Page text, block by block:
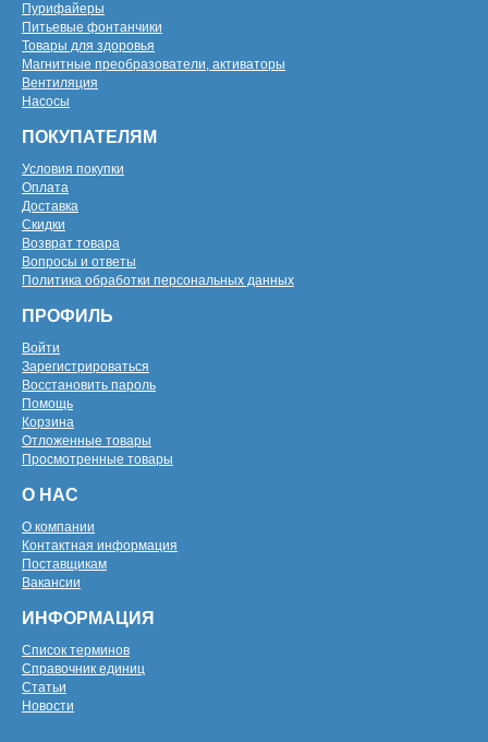
Пурифайеры
Питьевые фонтанчики
Товары для здоровья
Магнитные преобразователи, активаторы
Вентиляция
Насосы
ПОКУПАТЕЛЯМ
Условия покупки
Оплата
Доставка
Скидки
Возврат товара
Вопросы и ответы
Политика обработки персональных данных
ПРОФИЛЬ
Войти
Зарегистрироваться
Восстановить пароль
Помощь
Корзина
Отложенные товары
Просмотренные товары
О НАС
О компании
Контактная информация
Поставщикам
Вакансии
ИНФОРМАЦИЯ
Список терминов
Справочник единиц
Статьи
Новости